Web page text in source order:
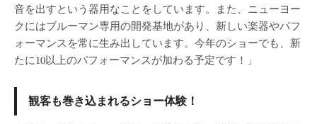
音を出すという器用なことをしています。また、ニューヨー
クにはブルーマン専用の開発基地があり、新しい楽器やパフ
ォーマンスを常に生み出しています。今年のショーでも、新
たに10以上のパフォーマンスが加わる予定です！」
観客も巻き込まれるショー体験！